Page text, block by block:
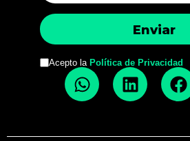
Acepto la Política de Privacidad